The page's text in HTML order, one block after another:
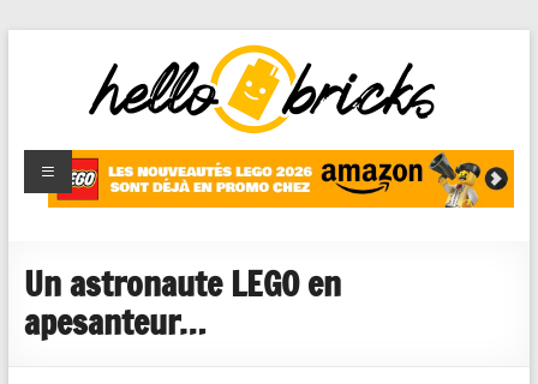
HelloBricks
Blog LEGO,
nouveaut�s
reviews
Un astronaute LEGO en
apesanteur…